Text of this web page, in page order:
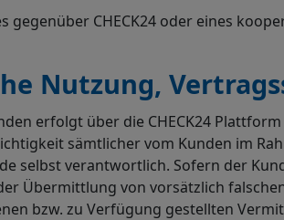
CHECK24 oder eines
Nutzung,
erfolgt über die CHECK24
sämtlicher vom Kunden im
selbst verantwortlich. Sofern der
Übermittlung von vorsätzlich
bzw. zu Verfügung gestellten